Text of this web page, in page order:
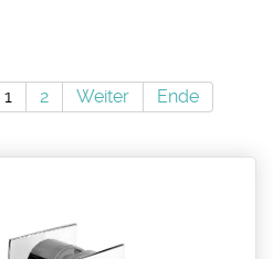
1 2 Weiter Ende